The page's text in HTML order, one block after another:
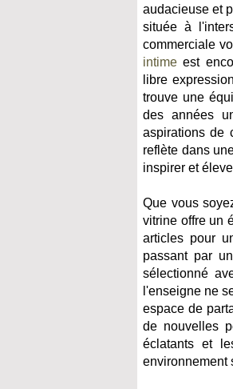
audacieuse et
située à
commerciale
intime est
libre
trouve une
des années
aspirations de
reflète dans
inspirer et
Que vous
vitrine offre un
articles pour
passant par
sélectionné
l'enseigne ne
espace de
de nouvelles
éclatants et
environnement